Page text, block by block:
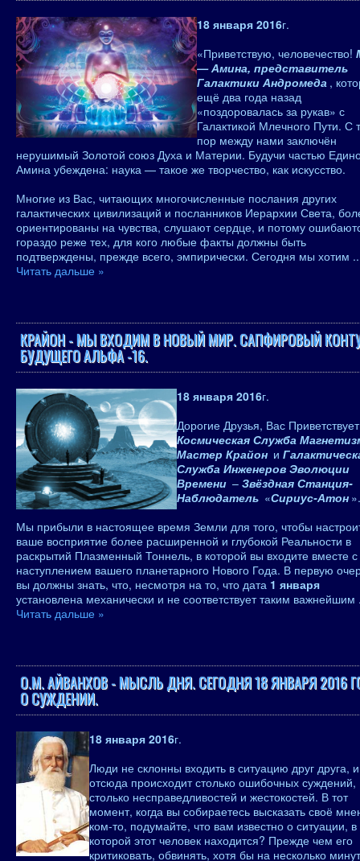
18 января 2016г.
«Приветствую, человечество!
— Амина, представитель
Галактики Андромеда ,
ещё два года назад
«поздоровалась за рукав» с
Галактикой Млечного Пути. С
пор между нами заключён
нерушимый Золотой союз Духа и Материи. Будучи частью
Амина убеждена: наука — такое же творчество, как искусство.
Многие из Вас, читающих многочисленные послания других
галактических цивилизаций и посланников Иерархии Света,
ориентированы на чувства, слушают сердце, и потому
гораздо реже тех, для кого любые факты должны быть
подтверждены, прежде всего, эмпирически. Сегодня мы хотим
Читать дальше »
КРАЙОН - МЫ ВХОДИМ В НОВЫЙ МИР. САПФИРОВЫЙ
БУДУЩЕГО АЛЬФА -16.
18 января 2016г.
Дорогие Друзья, Вас Приветствует
Космическая Служба
Мастер Крайон и
Служба Инженеров Эволюции
Времени – Звёздная Станция-
Наблюдатель «Сириус-Атон ».
Мы прибыли в настоящее время Земли для того, чтобы
ваше восприятие более расширенной и глубокой Реальности в
раскрытий Плазменный Тоннель, в которой вы входите вместе с
наступлением вашего планетарного Нового Года. В первую
вы должны знать, что, несмотря на то, что дата 1 января
установлена механически и не соответствует таким важнейшим
Читать дальше »
О.М. АЙВАНХОВ - МЫСЛЬ ДНЯ. СЕГОДНЯ 18 ЯНВАРЯ 2016
О СУЖДЕНИИ.
18 января 2016г.
Люди не склонны входить в ситуацию друг друга, и
отсюда происходит столько ошибочных суждений,
столько несправедливостей и жестокостей. В тот
момент, когда вы собираетесь высказать своё
ком-то, подумайте, что вам известно о ситуации, в
которой этот человек находится? Прежде чем его
критиковать, обвинять, хотя бы на несколько минут